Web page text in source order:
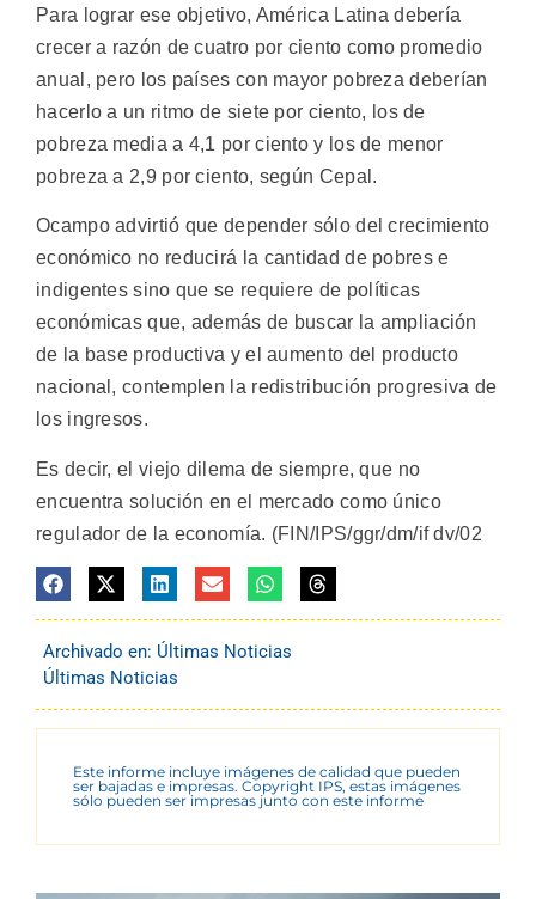
Para lograr ese objetivo, América Latina debería
crecer a razón de cuatro por ciento como promedio
anual, pero los países con mayor pobreza deberían
hacerlo a un ritmo de siete por ciento, los de
pobreza media a 4,1 por ciento y los de menor
pobreza a 2,9 por ciento, según Cepal.
Ocampo advirtió que depender sólo del crecimiento
económico no reducirá la cantidad de pobres e
indigentes sino que se requiere de políticas
económicas que, además de buscar la ampliación
de la base productiva y el aumento del producto
nacional, contemplen la redistribución progresiva de
los ingresos.
Es decir, el viejo dilema de siempre, que no
encuentra solución en el mercado como único
regulador de la economía. (FIN/IPS/ggr/dm/if dv/02
Archivado en: Últimas Noticias
Últimas Noticias
Este informe incluye imágenes de calidad que pueden
ser bajadas e impresas. Copyright IPS, estas imágenes
sólo pueden ser impresas junto con este informe